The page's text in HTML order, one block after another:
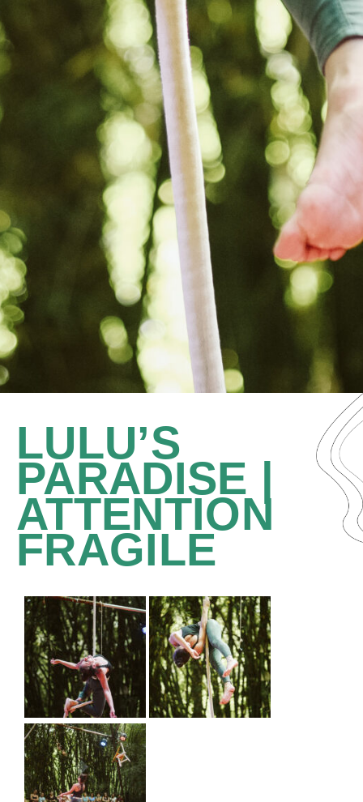
LULU’S
PARADISE |
ATTENTION
FRAGILE